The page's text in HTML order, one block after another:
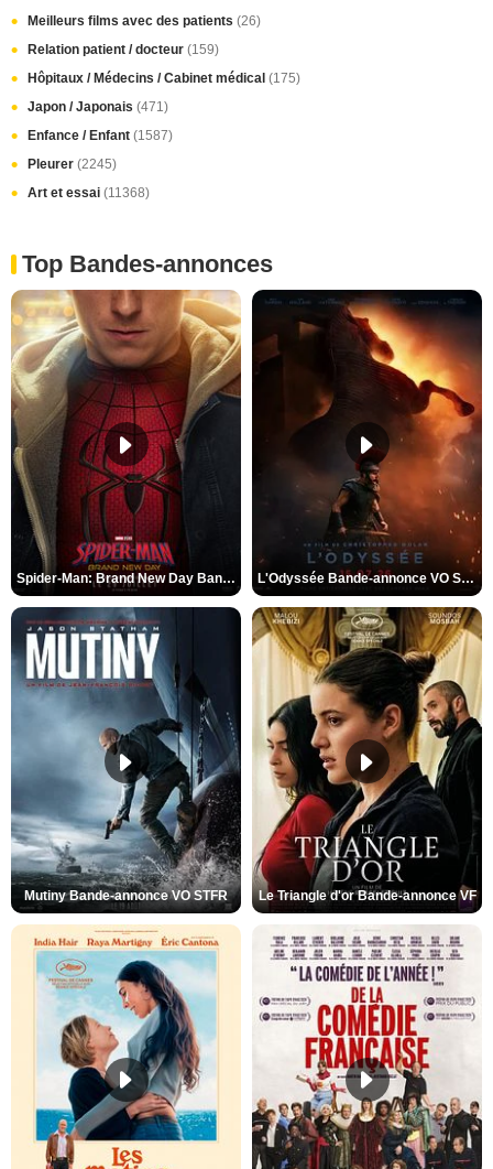
Meilleurs films avec des patients (26)
Relation patient / docteur (159)
Hôpitaux / Médecins / Cabinet médical (175)
Japon / Japonais (471)
Enfance / Enfant (1587)
Pleurer (2245)
Art et essai (11368)
Top Bandes-annonces
Spider-Man: Brand New Day Bande-annonce VO STFR L'Odyssée Bande-annonce VO STFR
Mutiny Bande-annonce VO STFR Le Triangle d'or Bande-annonce VF